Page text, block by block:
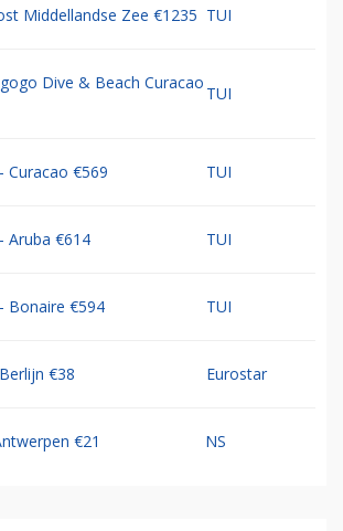
Middellandse Zee €1235 TUI
Dive & Beach Curacao
TUI
Curacao €569 TUI
Aruba €614 TUI
Bonaire €594 TUI
€38 Eurostar
€21 NS